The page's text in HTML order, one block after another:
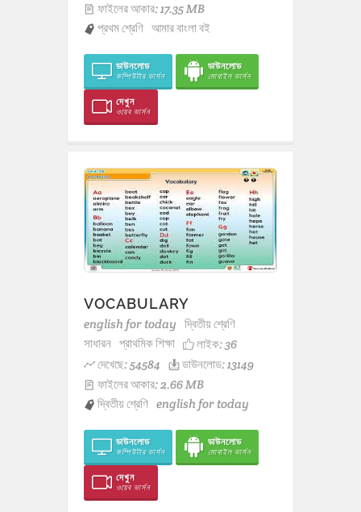
ফাইলের আকার: 17.35 MB
প্রথম শ্রেণি আমার বাংলা বই
ডাউনলোড
কম্পিউটার ভার্সন
ডাউনলোড
মোবাইল ভার্সন
দেখুন
ওয়েব ভার্সন
VOCABULARY
english for today দ্বিতীয় শ্রেণি
সাধারন প্রাথমিক শিক্ষা লাইক:36
দেখেছে: 54584
ডাউনলোড: 13149
ফাইলের আকার: 2.66 MB
দ্বিতীয় শ্রেণি english for today
ডাউনলোড
কম্পিউটার ভার্সন
ডাউনলোড
মোবাইল ভার্সন
দেখুন
ওয়েব ভার্সন